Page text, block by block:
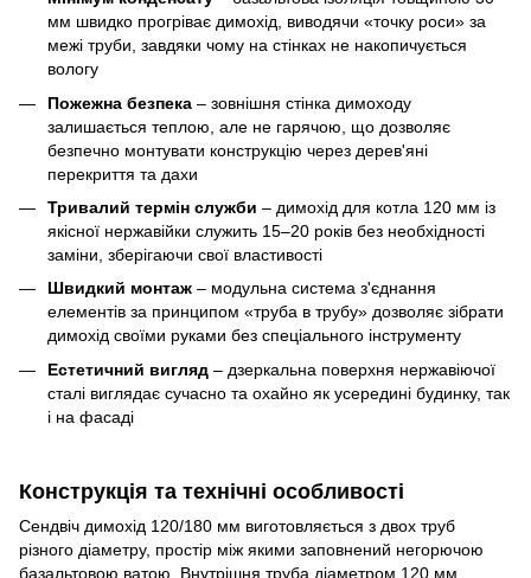
мм швидко прогріває димохід, виводячи «точку роси» за
межі труби, завдяки чому на стінках не накопичується
вологу
Пожежна безпека – зовнішня стінка димоходу
залишається теплою, але не гарячою, що дозволяє
безпечно монтувати конструкцію через дерев'яні
перекриття та дахи
Тривалий термін служби – димохід для котла 120 мм із
якісної нержавійки служить 15–20 років без необхідності
заміни, зберігаючи свої властивості
Швидкий монтаж – модульна система з'єднання
елементів за принципом «труба в трубу» дозволяє зібрати
димохід своїми руками без спеціального інструменту
Естетичний вигляд – дзеркальна поверхня нержавіючої
сталі виглядає сучасно та охайно як усередині будинку, так
і на фасаді
Конструкція та технічні особливості
Сендвіч димохід 120/180 мм виготовляється з двох труб
різного діаметру, простір між якими заповнений негорючою
базальтовою ватою. Внутрішня труба діаметром 120 мм